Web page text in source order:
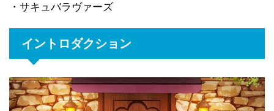
・サキュバラヴァーズ
イントロダクション